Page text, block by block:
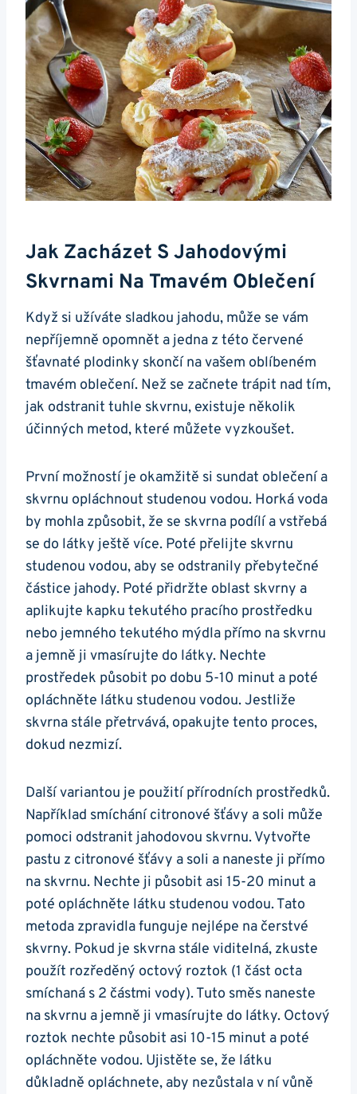
Jak Zacházet‍ S Jahodovými​
Skvrnami Na Tmavém ⁤oblečení
Když⁢ si užíváte sladkou jahodu, ⁤může‌ se vám
nepříjemně opomnět⁤ a jedna ⁢z ⁤této červené
šťavnaté plodinky⁤ skončí na vašem ⁣oblíbeném
tmavém oblečení. Než se ⁤začnete ⁣trápit nad tím,
jak ⁤odstranit⁣ tuhle skvrnu, existuje⁤ několik
účinných metod, které ‍můžete vyzkoušet.⁤
První ⁢možností⁢ je okamžitě si ⁤sundat​ oblečení a
skvrnu ‍opláchnout studenou⁣ vodou.⁢ Horká voda
by‌ mohla způsobit, že se skvrna podílí⁤ a ‌vstřebá
se do⁤ látky ještě více. Poté přelijte skvrnu
studenou vodou, aby se odstranily ​přebytečné
částice⁤ jahody. Poté přidržte oblast skvrny a
aplikujte kapku tekutého pracího prostředku⁤
nebo⁤ jemného ​tekutého‌ mýdla přímo na skvrnu
‍a jemně ji vmasírujte do látky. Nechte
prostředek působit po dobu 5-10 minut a poté
⁢opláchněte látku studenou vodou. Jestliže
skvrna stále​ přetrvává, opakujte tento proces,
⁤dokud⁢ nezmizí.
Další variantou⁣ je⁣ použití přírodních prostředků.
Například smíchání citronové šťávy a ⁣soli může
pomoci odstranit jahodovou ‌skvrnu. Vytvořte
⁤pastu z citronové šťávy a ​soli a naneste ji přímo
na skvrnu. ​Nechte ji působit asi 15-20 minut a
‌poté opláchněte látku studenou vodou. Tato‌
metoda zpravidla ‌funguje nejlépe na čerstvé
skvrny. Pokud je skvrna stále viditelná, zkuste
použít rozředěný octový roztok (1 část octa
smíchaná s 2 částmi vody). Tuto směs naneste
na skvrnu a jemně ji ⁤vmasírujte do látky. ‌Octový
roztok nechte působit asi 10-15 minut a poté
opláchněte vodou. Ujistěte se,​ že látku
důkladně opláchnete, aby nezůstala v ​ní ⁤vůně